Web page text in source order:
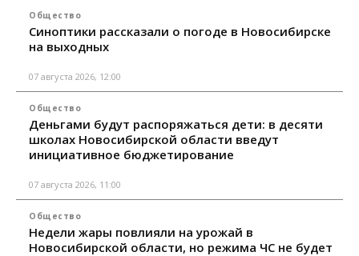
Общество
Синоптики рассказали о погоде в Новосибирске
на выходных
07 августа 2026, 12:00
Общество
Деньгами будут распоряжаться дети: в десяти
школах Новосибирской области введут
инициативное бюджетирование
07 августа 2026, 11:00
Общество
Недели жары повлияли на урожай в
Новосибирской области, но режима ЧС не будет